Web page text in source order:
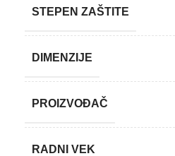
STEPEN ZAŠTITE
DIMENZIJE
PROIZVOĐAČ
RADNI VEK